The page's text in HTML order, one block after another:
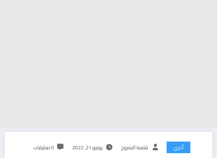
أخرى قلعة الشروح يونيو 21, 2022 0 تعليقات